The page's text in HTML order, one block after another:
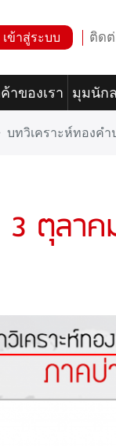
เข้าสู่ระบบ ติดต่
าของเรา มุมนัก
บทวิเคราะห์ทองคำ
3 ตุลา